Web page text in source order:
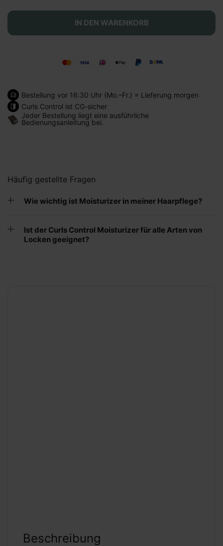
IN DEN WARENKORB
Bestellung vor 16:30 Uhr (Mo.–Fr.) = Lieferung morgen
Curls Control ist CG-sicher
Jeder Bestellung liegt eine ausführliche
Bedienungsanleitung bei.
Häufig gestellte Fragen
Wie wichtig ist Moisturizer in meiner Haarpflege?
Ist der Curls Control Moisturizer für alle Arten von
Locken geeignet?
Beschreibung